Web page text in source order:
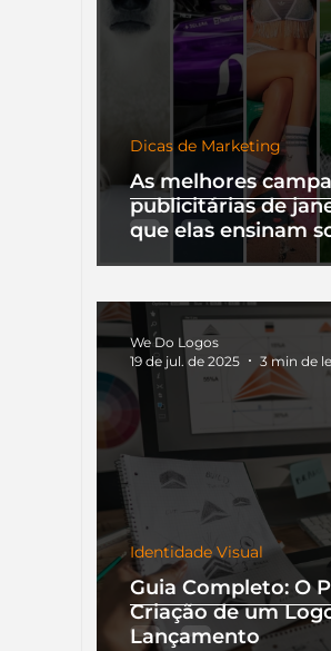
As melhores
publicitárias de
que elas ensinam
Dicas de Marketing
Guia Completo: O
Criação de um
Lançamento
Identidade Visual
We Do Logos
19 de jul. de 2025
3 min de